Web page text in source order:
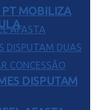
PT MOBILIZA
DISPUTAM